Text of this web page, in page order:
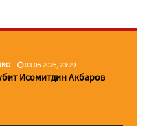
03.06.2026, 23:29
Исомитдин Акбаров